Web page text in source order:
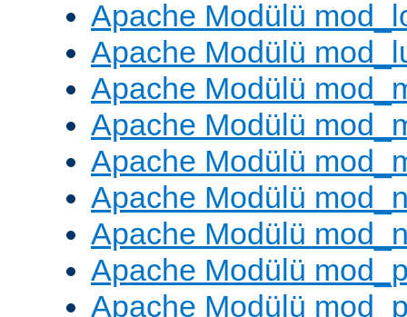
Apache Modülü
Apache Modülü
Apache Modülü
Apache Modülü
Apache Modülü
Apache Modülü
Apache Modülü
Apache Modülü
Apache Modülü